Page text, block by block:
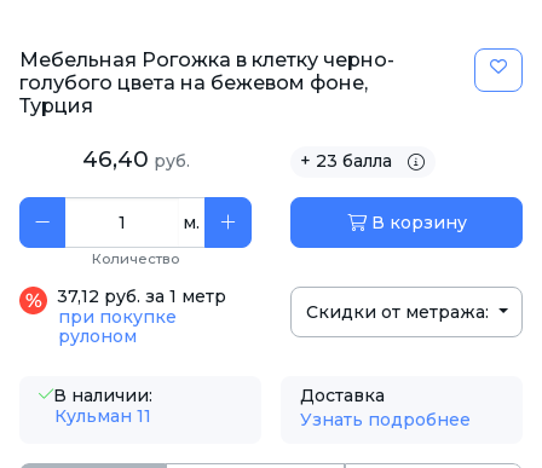
Мебельная Рогожка в клетку черно-
голубого цвета на бежевом фоне,
Турция
46,40 руб. + 23 балла
м.
Количество
В корзину
37,12 руб. за 1 метр
при покупке
рулоном
Скидки от метража:
В наличии:
Кульман 11
Доставка
Узнать подробнее